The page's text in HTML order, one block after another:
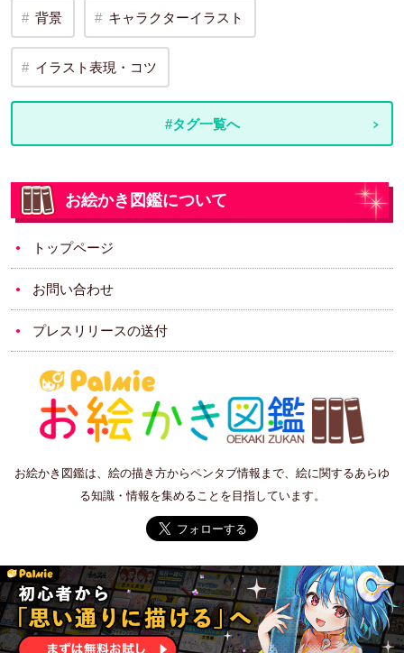
背景 キャラクターイラスト
イラスト表現・コツ
#タグ一覧へ
お絵かき図鑑について
トップページ
お問い合わせ
プレスリリースの送付
お絵かき図鑑は、絵の描き方からペンタブ情報まで、絵に関するあらゆ
る知識・情報を集めることを目指しています。